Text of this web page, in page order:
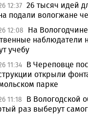
12:37 26 тысяч идей
подали вологжане
12:08
На Вологодчине
наблюдатели
учебу
11:34 В Череповце
открыли
парке
11:18
В Вологодской
раз выберут